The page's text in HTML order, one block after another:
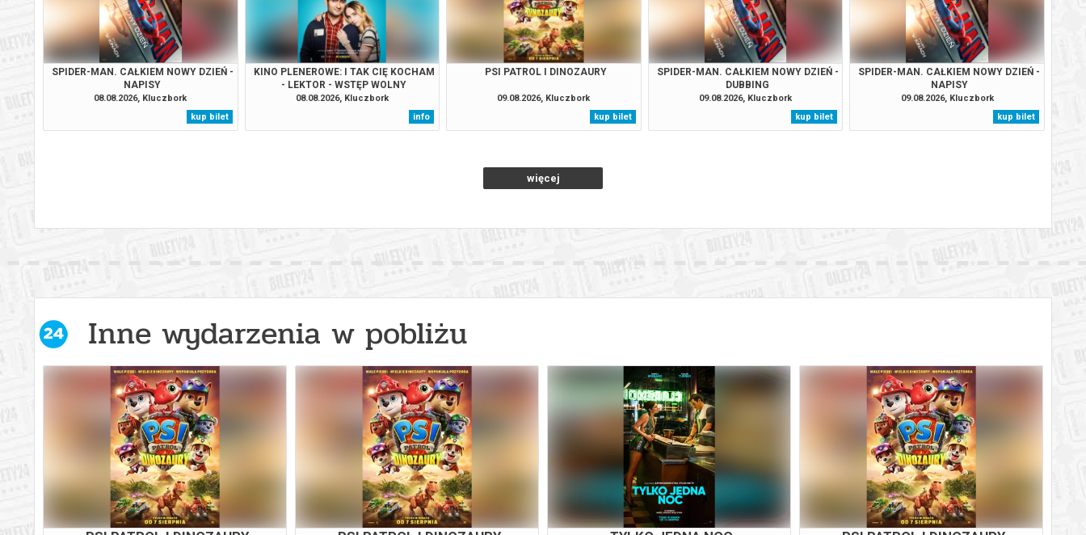
SPIDER-MAN. CAŁKIEM NOWY DZIEŃ -
NAPISY
08.08.2026, Kluczbork
kup bilet
KINO PLENEROWE: I TAK CIĘ KOCHAM
- LEKTOR - WSTĘP WOLNY
08.08.2026, Kluczbork
info
PSI PATROL I DINOZAURY
09.08.2026, Kluczbork
kup bilet
SPIDER-MAN. CAŁKIEM NOWY DZIEŃ -
DUBBING
09.08.2026, Kluczbork
kup bilet
SPIDER-MAN. CAŁKIEM NOWY DZIEŃ -
NAPISY
09.08.2026, Kluczbork
kup bilet
więcej
Inne wydarzenia w pobliżu